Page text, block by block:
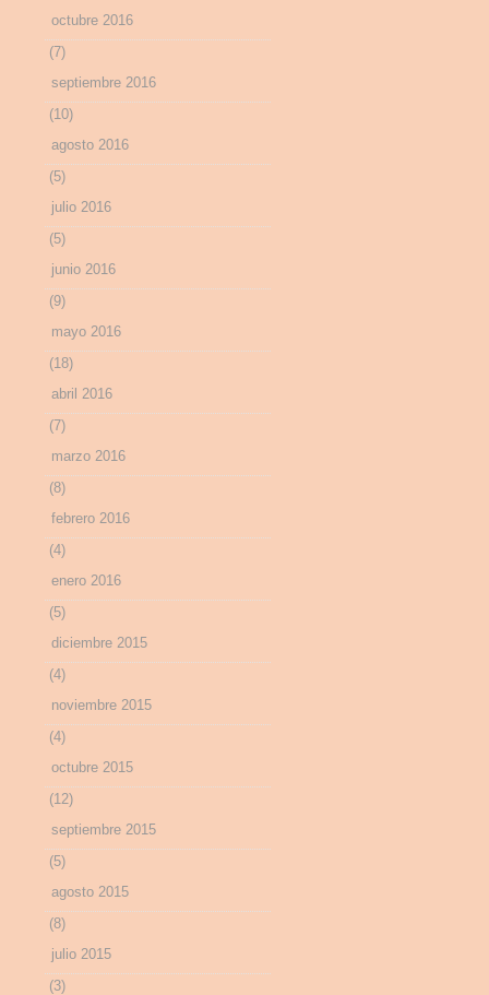
octubre 2016
(7)
septiembre 2016
(10)
agosto 2016
(5)
julio 2016
(5)
junio 2016
(9)
mayo 2016
(18)
abril 2016
(7)
marzo 2016
(8)
febrero 2016
(4)
enero 2016
(5)
diciembre 2015
(4)
noviembre 2015
(4)
octubre 2015
(12)
septiembre 2015
(5)
agosto 2015
(8)
julio 2015
(3)